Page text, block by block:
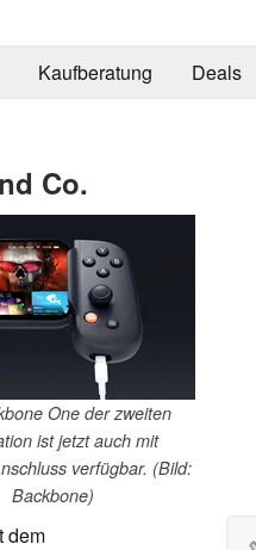
Kaufberatung Deals
Co.
One der zweiten
ist jetzt auch mit
verfügbar. (Bild:
Backbone)
dem